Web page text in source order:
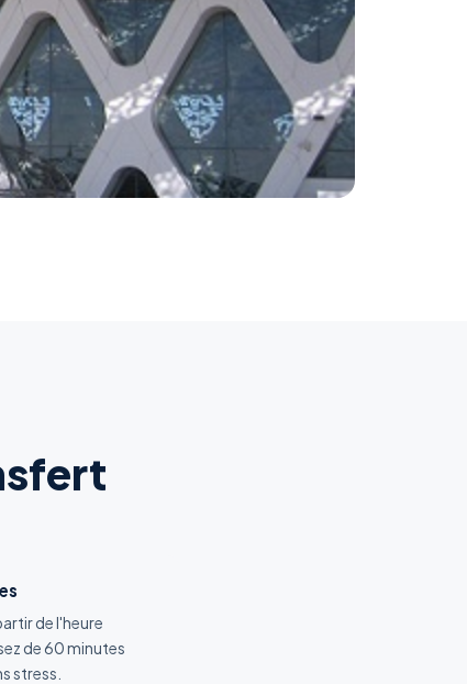
de l'heure
de 60 minutes
stress.